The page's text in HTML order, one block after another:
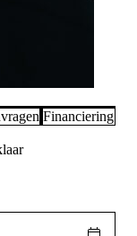
Financiering